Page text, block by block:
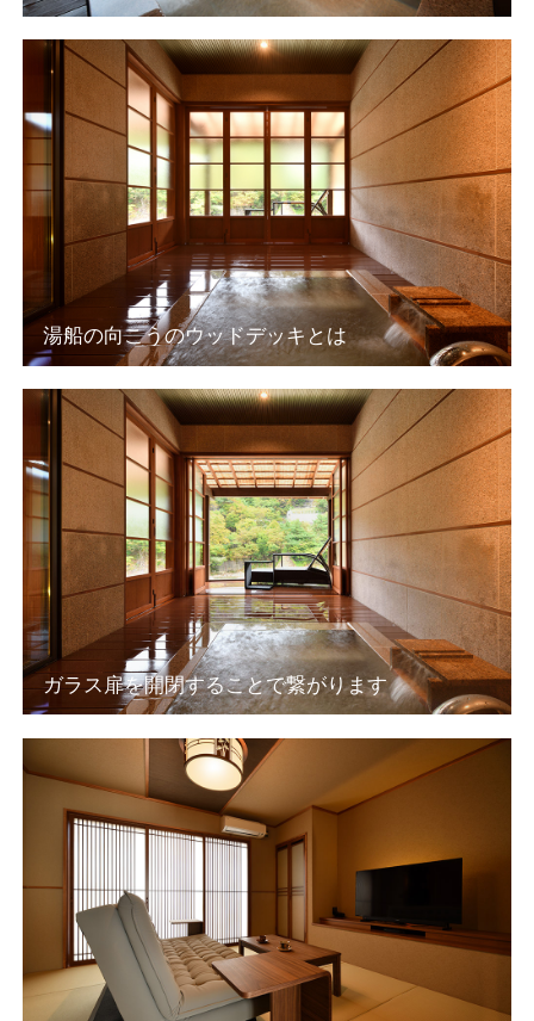
湯船の向こうのウッドデッキとは
ガラス扉を開閉することで繋がります